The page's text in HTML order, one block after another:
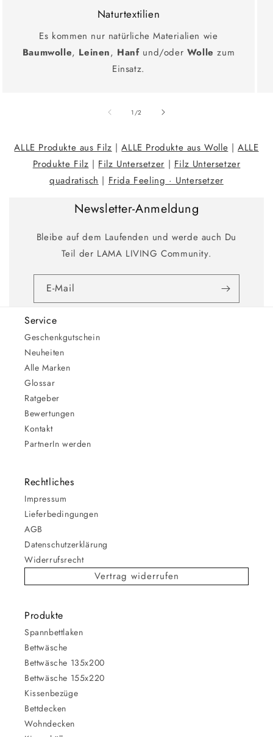
Naturtextilien
Es kommen nur natürliche Materialien wie
Baumwolle, Leinen, Hanfund/oder Wolle zum
Einsatz.
1 /Ab
2
ALLE Produkte aus Filz |ALLE Produkte aus Wolle |ALLE
Produkte Filz | Filz Untersetzer | Filz Untersetzer
quadratisch | Frida Feeling · Untersetzer
Newsletter-Anmeldung
Bleibe auf dem Laufenden und werde auch Du
Teil der LAMA LIVING Community.
E-Mail
Service
Geschenkgutschein
Neuheiten
Alle Marken
Glossar
Ratgeber
Bewertungen
Kontakt
PartnerIn werden
Rechtliches
Impressum
Lieferbedingungen
AGB
Datenschutzerklärung
Widerrufsrecht
Vertrag widerrufen
Produkte
Spannbettlaken
Bettwäsche
Bettwäsche 135x200
Bettwäsche 155x220
Kissenbezüge
Bettdecken
Wohndecken